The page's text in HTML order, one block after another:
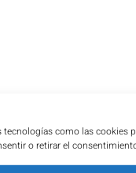
tecnologías como las
o retirar el